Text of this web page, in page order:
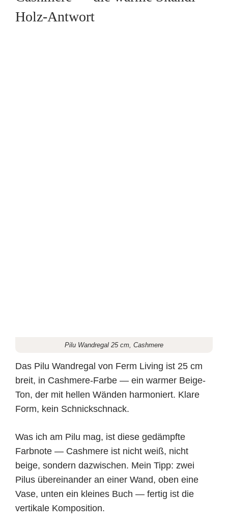
Holz-Antwort
Pilu Wandregal 25 cm, Cashmere
Das Pilu Wandregal von Ferm Living ist 25 cm
breit, in Cashmere-Farbe — ein warmer Beige-
Ton, der mit hellen Wänden harmoniert. Klare
Form, kein Schnickschnack.
Was ich am Pilu mag, ist diese gedämpfte
Farbnote — Cashmere ist nicht weiß, nicht
beige, sondern dazwischen. Mein Tipp: zwei
Pilus übereinander an einer Wand, oben eine
Vase, unten ein kleines Buch — fertig ist die
vertikale Komposition.